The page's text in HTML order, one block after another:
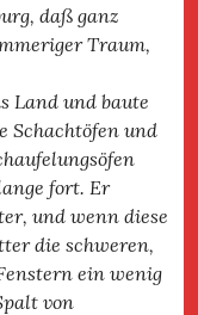
daß ganz
Traum,
Land und baute
Schachtöfen und
fort. Er
und wenn diese
die schweren,
ein wenig
von